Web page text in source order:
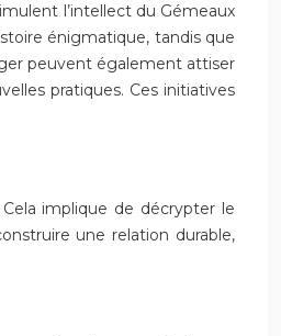
l’intellect du Gémeaux
énigmatique, tandis que
peuvent également attiser
pratiques. Ces initiatives
implique de décrypter le
une relation durable,